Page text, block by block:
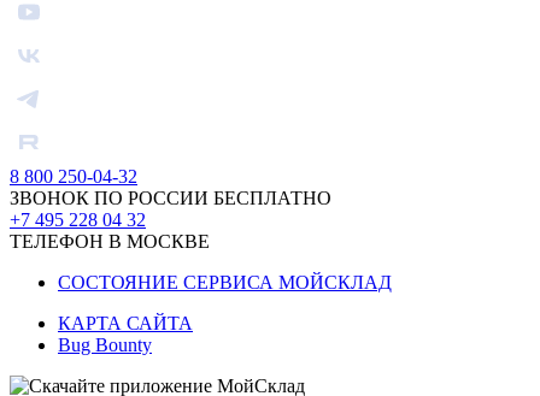
8 800 250-04-32
ЗВОНОК ПО РОССИИ БЕСПЛАТНО
+7 495 228 04 32
ТЕЛЕФОН В МОСКВЕ
СОСТОЯНИЕ СЕРВИСА МОЙСКЛАД
КАРТА САЙТА
Bug Bounty